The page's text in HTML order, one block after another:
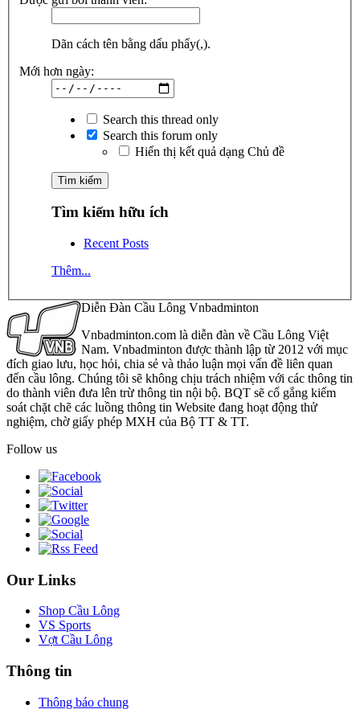
Dãn cách tên bằng dấu phẩy(,).
Mới hơn ngày:
Search this thread only
Search this forum only
Hiển thị kết quả dạng Chủ đề
Tìm kiếm hữu ích
Recent Posts
Thêm...
Diễn Đàn Cầu Lông Vnbadminton
Vnbadminton.com là diễn đàn về Cầu Lông Việt
Nam. Vnbadminton được thành lập từ 2012 với mục
đích giao lưu, học hỏi, chia sẻ và thảo luận mọi vấn đề liên quan
đến cầu lông. Chúng tôi sẽ không chịu trách nhiệm với các thông tin
do thành viên đưa lên trừ thông tin nội bộ. BQT sẽ cố gắng kiểm
soát chặt chẽ các luồng thông tin Website đang hoạt động thử
nghiệm, chờ giấy phép MXH của Bộ TT & TT.
Follow us
Our Links
Shop Cầu Lông
VS Sports
Vợt Cầu Lông
Thông tin
Thông báo chung